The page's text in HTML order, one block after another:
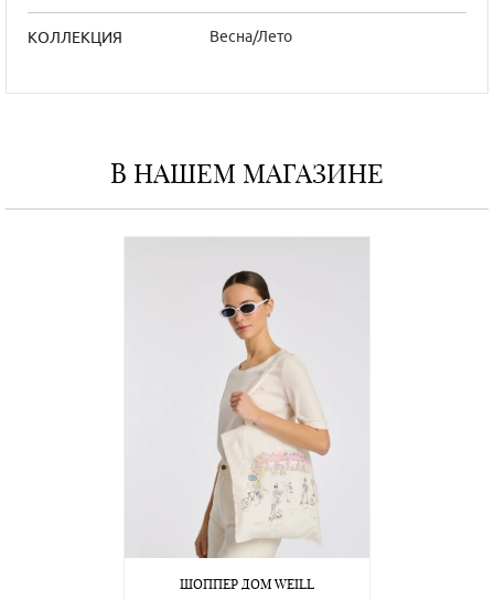
КОЛЛЕКЦИЯ Весна/Лето
В НАШЕМ МАГАЗИНЕ
ШОППЕР ДОМ WEILL